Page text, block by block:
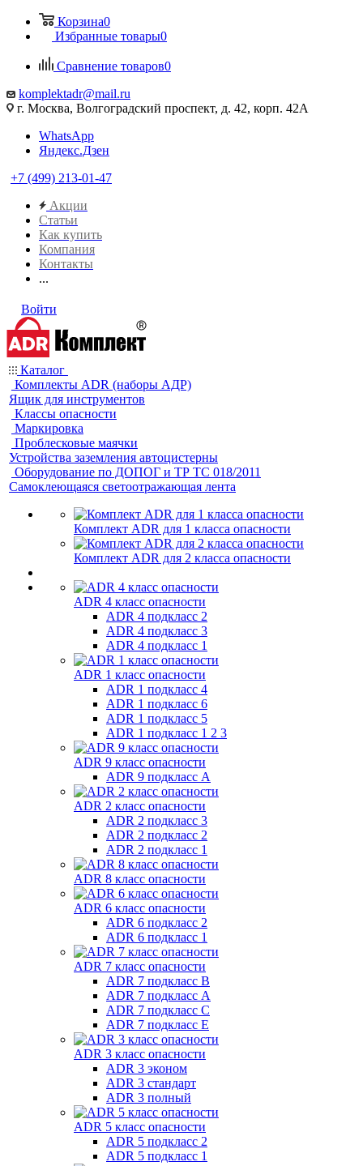
Корзина0
Избранные товары0
Сравнение товаров0
komplektadr@mail.ru
г. Москва, Волгоградский проспект, д. 42, корп. 42А
WhatsApp
Яндекс.Дзен
+7 (499) 213-01-47
Акции
Статьи
Как купить
Компания
Контакты
...
Войти
Каталог
Комплекты ADR (наборы АДР)
Ящик для инструментов
Классы опасности
Маркировка
Проблесковые маячки
Устройства заземления автоцистерны
Оборудование по ДОПОГ и ТР ТС 018/2011
Самоклеющаяся светоотражающая лента
Комплект ADR для 1 класса опасности
Комплект ADR для 2 класса опасности
ADR 4 класс опасности
ADR 4 подкласс 2
ADR 4 подкласс 3
ADR 4 подкласс 1
ADR 1 класс опасности
ADR 1 подкласс 4
ADR 1 подкласс 6
ADR 1 подкласс 5
ADR 1 подкласс 1 2 3
ADR 9 класс опасности
ADR 9 подкласс A
ADR 2 класс опасности
ADR 2 подкласс 3
ADR 2 подкласс 2
ADR 2 подкласс 1
ADR 8 класс опасности
ADR 6 класс опасности
ADR 6 подкласс 2
ADR 6 подкласс 1
ADR 7 класс опасности
ADR 7 подкласс B
ADR 7 подкласс A
ADR 7 подкласс C
ADR 7 подкласс E
ADR 3 класс опасности
ADR 3 эконом
ADR 3 стандарт
ADR 3 полный
ADR 5 класс опасности
ADR 5 подкласс 2
ADR 5 подкласс 1